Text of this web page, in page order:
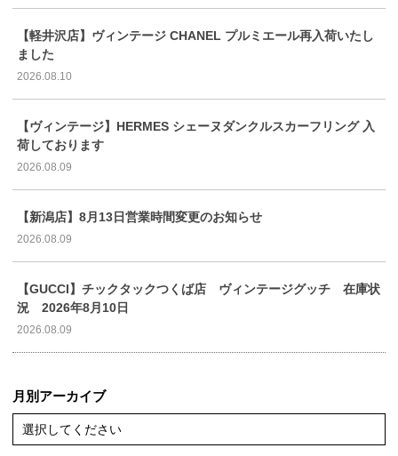
【軽井沢店】ヴィンテージ CHANEL プルミエール再入荷いたし
ました
2026.08.10
【ヴィンテージ】HERMES シェーヌダンクルスカーフリング 入
荷しております
2026.08.09
【新潟店】8月13日営業時間変更のお知らせ
2026.08.09
【GUCCI】チックタックつくば店 ヴィンテージグッチ 在庫状
況 2026年8月10日
2026.08.09
月別アーカイブ
選択してください